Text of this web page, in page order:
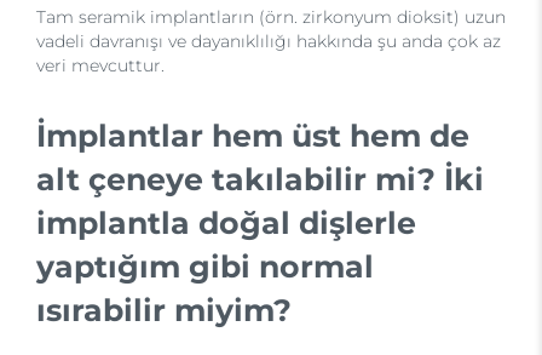
Tam seramik implantların (örn. zirkonyum dioksit) uzun
vadeli davranışı ve dayanıklılığı hakkında şu anda çok az
veri mevcuttur.
İmplantlar hem üst hem de
alt çeneye takılabilir mi? İki
implantla doğal dişlerle
yaptığım gibi normal
ısırabilir miyim?